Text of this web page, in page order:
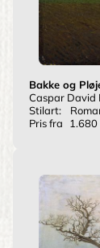
Bakke og
Caspar David
Stilart:
Pris fra
1.680